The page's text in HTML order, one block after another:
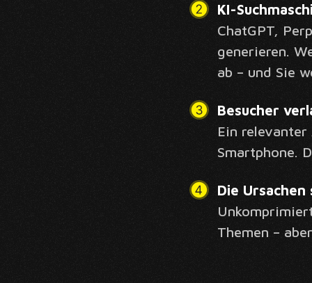
KI-
ChatGPT,
generieren.
ab – und Sie
Besucher
Ein
Smartphone.
Die
Themen –